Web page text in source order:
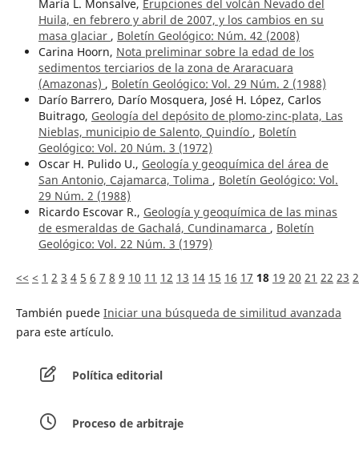
María L. Monsalve, Erupciones del volcán Nevado del
Huila, en febrero y abril de 2007, y los cambios en su
masa glaciar , Boletín Geológico: Núm. 42 (2008)
Carina Hoorn, Nota preliminar sobre la edad de los
sedimentos terciarios de la zona de Araracuara
(Amazonas) , Boletín Geológico: Vol. 29 Núm. 2 (1988)
Darío Barrero, Darío Mosquera, José H. López, Carlos
Buitrago, Geología del depósito de plomo-zinc-plata, Las
Nieblas, municipio de Salento, Quindío , Boletín
Geológico: Vol. 20 Núm. 3 (1972)
Oscar H. Pulido U., Geología y geoquímica del área de
San Antonio, Cajamarca, Tolima , Boletín Geológico: Vol.
29 Núm. 2 (1988)
Ricardo Escovar R., Geología y geoquímica de las minas
de esmeraldas de Gachalá, Cundinamarca , Boletín
Geológico: Vol. 22 Núm. 3 (1979)
<< < 1 2 3 4 5 6 7 8 9 10 11 12 13 14 15 16 17 18 19 20 21 22 23
También puede Iniciar una búsqueda de similitud avanzada
para este artículo.
Política editorial
Proceso de arbitraje